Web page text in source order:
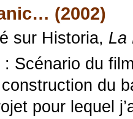
(2002)
sur Historia, La
: Scénario du
du
pour lequel